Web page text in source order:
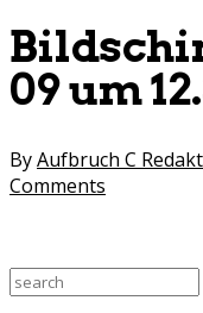
09 um
ByAufbruch C
Comments
Search